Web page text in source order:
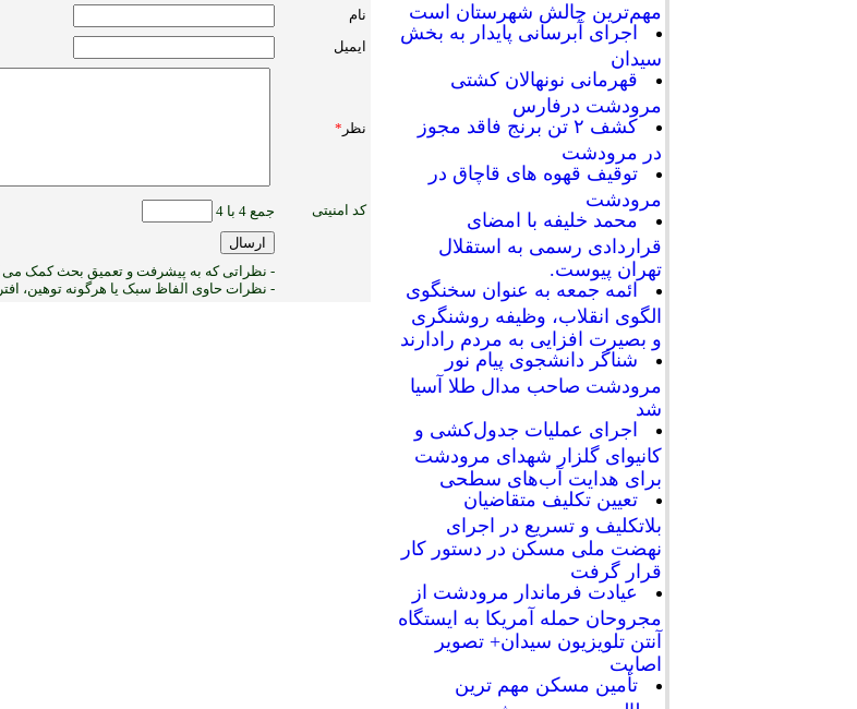
مهم‌ترین چالش شهرستان است
اجرای آبرسانی پایدار به بخش
سیدان
قهرمانی نونهالان کشتی
مرودشت درفارس
کشف ۲ تن برنج فاقد مجوز
در مرودشت
توقیف قهوه های قاچاق در
مرودشت
محمد خلیفه با امضای
قراردادی رسمی به استقلال
تهران پیوست.
ائمه جمعه به عنوان سخنگوی
الگوی انقلاب، وظیفه روشنگری
و بصیرت افزایی به مردم رادارند
شناگر دانشجوی پیام نور
مرودشت صاحب مدال طلا آسیا
شد
اجرای عملیات جدول‌کشی و
کانیوای گلزار شهدای مرودشت
برای هدایت آب‌های سطحی
تعیین تکلیف متقاضیان
بلاتکلیف و تسریع در اجرای
نهضت ملی مسکن در دستور کار
قرار گرفت
عیادت فرماندار مرودشت از
مجروحان حمله آمریکا به ایستگاه
آنتن تلویزیون سیدان+ تصویر
اصابت
تأمین مسکن مهم ترین
نام
ایمیل
نظر *
کد امنیتی جمع 4 با 4
- نظراتی که به پیشرفت و تعمیق بحث کمک می
- نظرات حاوی الفاظ سبک یا هرگونه توهین،